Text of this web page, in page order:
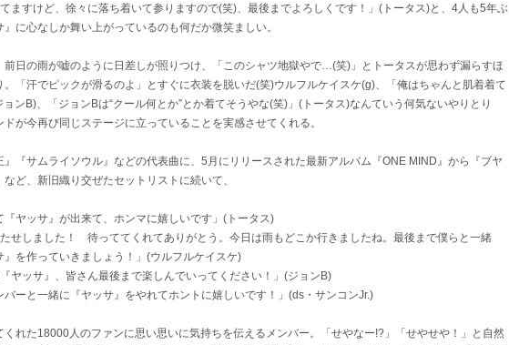
ますけど、徐々に落ち着いて参りますので(笑)、最後までよろしくです！」(トータス)と、4人も5年ぶ
』に心なしか舞い上がっているのも何だか微笑ましい。
日の雨が嘘のように日差しが照りつけ、「このシャツ地獄やで…(笑)」とトータスが思わず漏らすほ
。「汗でピックが滑るのよ」とすぐに衣装を脱いだ(笑)ウルフルケイスケ(g)、「俺はちゃんと肌着着て
ョンB)、「ジョンBは“クール何とか”とか着てそうやな(笑)」(トータス)なんていう何気ないやりとり
ドが今再び同じステージに立っていることを実感させてくれる。
『サムライソウル』などの代表曲に、5月にリリースされた最新アルバム『ONE MIND』から『ブヤ
など、新旧織り交ぜたセットリストに続いて、
『ヤッサ』が出来て、ホンマに嬉しいです」(トータス)
たせしました！ 待っててくれてありがとう。今日は雨もどこか行きましたね。最後まで僕らと一緒
』を作っていきましょう！」(ウルフルケイスケ)
『ヤッサ』、皆さん最後まで楽しんでいってください！」(ジョンB)
バーと一緒に『ヤッサ』をやれてホントに嬉しいです！」(ds・サンコンJr.)
くれた18000人のファンに思い思いに気持ちを伝えるメンバー。「せやなー!?」「せやせや！」と自然